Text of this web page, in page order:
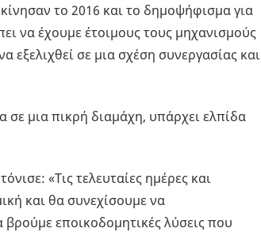
το 2016 και το δημοψήφισμα για
να έχουμε έτοιμους τους μηχανισμούς
σε μια σχέση συνεργασίας και
μια πικρή διαμάχη, υπάρχει ελπίδα
«Τις τελευταίες ημέρες και
και θα συνεχίσουμε να
εποικοδομητικές λύσεις που